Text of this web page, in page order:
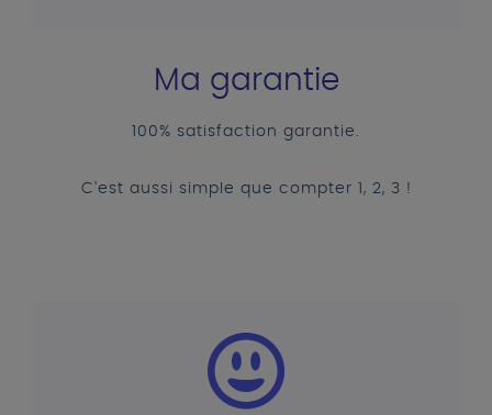
Ma garantie
100% satisfaction garantie.
C'est aussi simple que compter 1, 2, 3 !